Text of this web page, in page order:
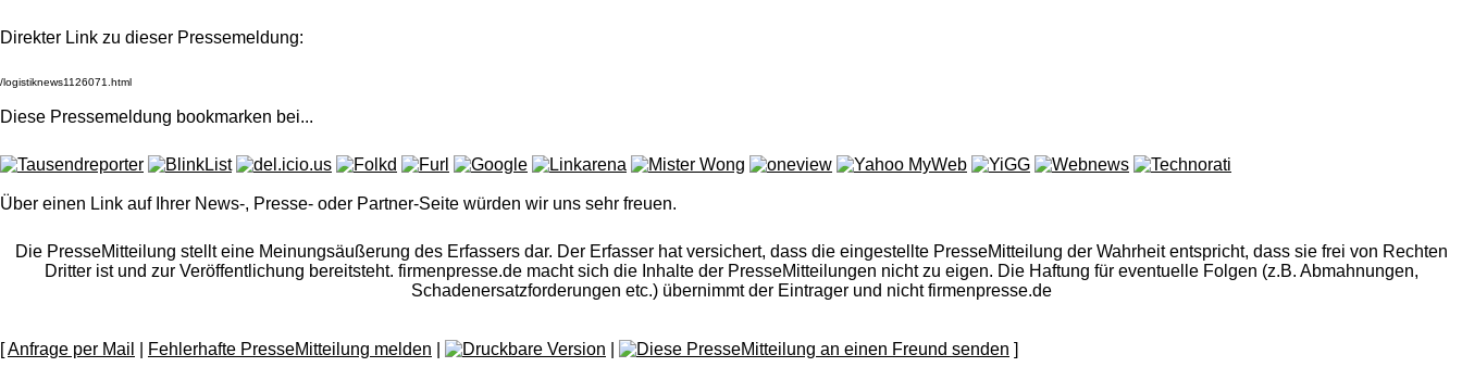
Direkter Link zu dieser Pressemeldung:
Diese Pressemeldung bookmarken bei...
Über einen Link auf Ihrer News-, Presse- oder Partner-Seite würden wir uns sehr freuen.
Die PresseMitteilung stellt eine Meinungsäußerung des Erfassers dar. Der Erfasser hat versichert, dass die eingestellte PresseMitteilung der Wahrheit entspricht, dass sie frei von Rechten
Dritter ist und zur Veröffentlichung bereitsteht. firmenpresse.de macht sich die Inhalte der PresseMitteilungen nicht zu eigen. Die Haftung für eventuelle Folgen (z.B. Abmahnungen,
Schadenersatzforderungen etc.) übernimmt der Eintrager und nicht firmenpresse.de
[Anfrage per Mail Fehlerhafte PresseMitteilung melden ]